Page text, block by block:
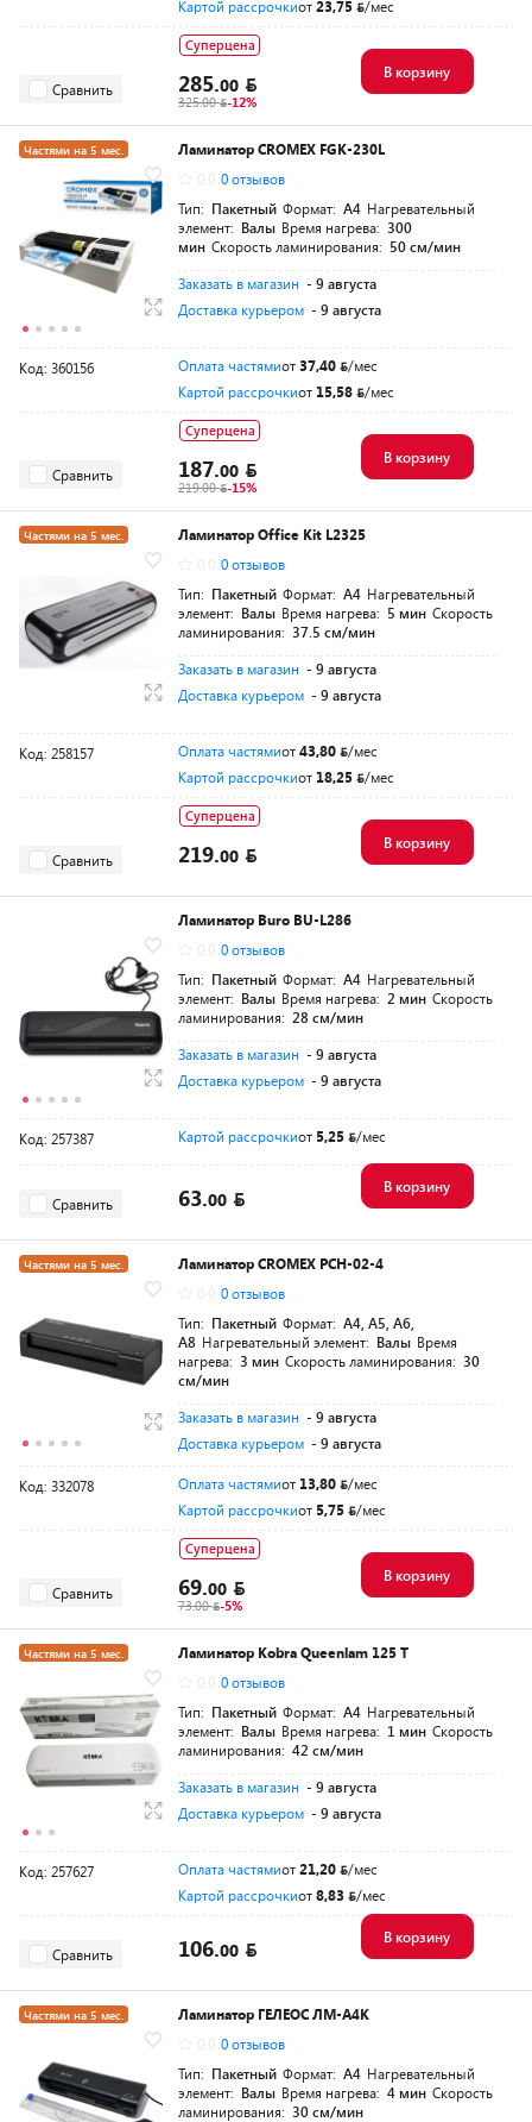
Картой рассрочкиот23,75 /мес
Сравнить
Суперцена
285.00
325.00 -12%
В корзину
Частями на 5 мес.
Ламинатор CROMEX FGK-230L
0 отзывов
Тип: Пакетный Формат: A4 Нагревательный
элемент: Валы Время нагрева: 300
мин Скорость ламинирования: 50 см/мин
Заказать в магазин - 9 августа
Доставка курьером - 9 августа
Код: 360156 Оплата частямиот37,40
/мес
Картой рассрочкиот 15,58 /мес
Сравнить
Суперцена
187.00
219.00 -15%
В корзину
Частями на 5 мес.
Ламинатор Office Kit L2325
0 отзывов
Тип: Пакетный Формат: A4 Нагревательный
элемент: Валы Время нагрева: 5 мин Скорость
ламинирования: 37.5 см/мин
Заказать в магазин - 9 августа
Доставка курьером - 9 августа
Код: 258157 Оплата частямиот43,80
/мес
Картой рассрочкиот 18,25 /мес
Сравнить
Суперцена
219.00
В корзину
Ламинатор Buro BU-L286
0 отзывов
Тип: Пакетный Формат: A4 Нагревательный
элемент: Валы Время нагрева: 2 мин Скорость
ламинирования: 28 см/мин
Заказать в магазин - 9 августа
Доставка курьером - 9 августа
Код: 257387 Картой рассрочкиот 5,25 /мес
Сравнить 63.00
В корзину
Частями на 5 мес.
Ламинатор CROMEX PCH-02-4
0 отзывов
Тип: Пакетный Формат: A4, A5, A6,
A8 Нагревательный элемент: Валы Время
нагрева: 3 мин Скорость ламинирования: 30
см/мин
Заказать в магазин - 9 августа
Доставка курьером - 9 августа
Код: 332078 Оплата частямиот 13,80
/мес
Картой рассрочкиот 5,75 /мес
Сравнить
Суперцена
69.00
73.00 -5%
В корзину
Частями на 5 мес.
Ламинатор Kobra Queenlam 125 T
0 отзывов
Тип: Пакетный Формат: A4 Нагревательный
элемент: Валы Время нагрева: 1 мин Скорость
ламинирования: 42 см/мин
Заказать в магазин - 9 августа
Доставка курьером - 9 августа
Код: 257627 Оплата частямиот21,20
/мес
Картой рассрочкиот8,83 /мес
Сравнить 106.00
В корзину
Частями на 5 мес.
Ламинатор ГЕЛЕОС ЛМ-А4К
0 отзывов
Тип: Пакетный Формат: A4 Нагревательный
элемент: Валы Время нагрева: 4 мин Скорость
ламинирования: 30 см/мин